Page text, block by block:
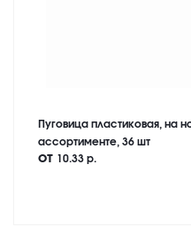
Пуговица пластиковая, на
ассортименте, 36 шт
от 10.33 р.